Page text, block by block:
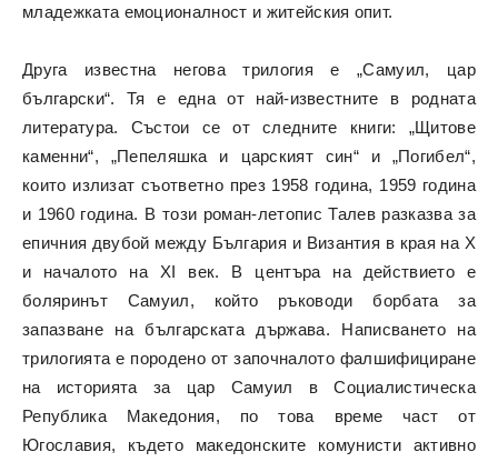
младежката емоционалност и житейския опит.
Друга известна негова трилогия е „Самуил, цар
български“. Тя е една от най-известните в родната
литература. Състои се от следните книги: „Щитове
каменни“, „Пепеляшка и царският син“ и „Погибел“,
които излизат съответно през 1958 година, 1959 година
и 1960 година. В този роман-летопис Талев разказва за
епичния двубой между България и Византия в края на X
и началото на XI век. В центъра на действието е
боляринът Самуил, който ръководи борбата за
запазване на българската държава. Написването на
трилогията е породено от започналото фалшифициране
на историята за цар Самуил в Социалистическа
Република Македония, по това време част от
Югославия, където македонските комунисти активно